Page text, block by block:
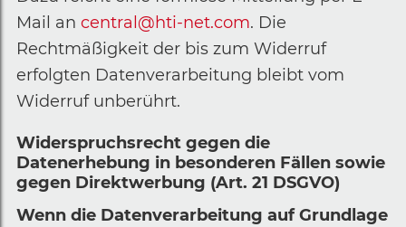
Mail an central@hti-net.com. Die
Rechtmäßigkeit der bis zum Widerruf
erfolgten Datenverarbeitung bleibt vom
Widerruf unberührt.
Widerspruchsrecht gegen die
Datenerhebung in besonderen Fällen sowie
gegen Direktwerbung (Art. 21 DSGVO)
Wenn die Datenverarbeitung auf Grundlage